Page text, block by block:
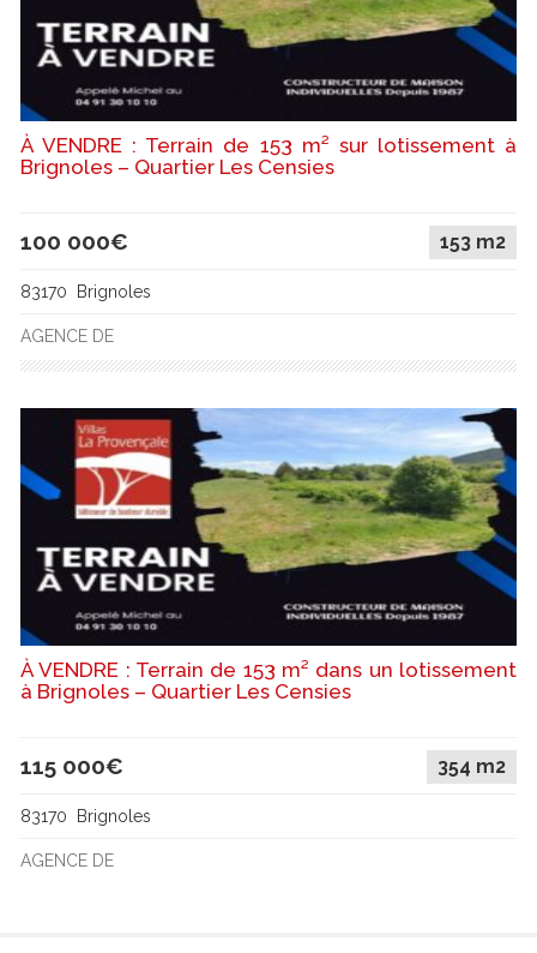
À VENDRE : Terrain de 153 m² sur lotissement à
Brignoles – Quartier Les Censies
100 000€ 153 m2
83170 Brignoles
AGENCE DE
À VENDRE : Terrain de 153 m² dans un lotissement
à Brignoles – Quartier Les Censies
115 000€ 354 m2
83170 Brignoles
AGENCE DE